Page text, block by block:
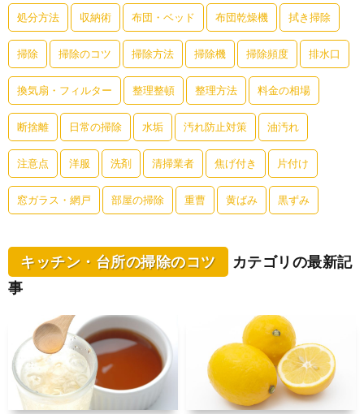
処分方法 収納術 布団・ベッド 布団乾燥機 拭き掃除
掃除 掃除のコツ 掃除方法 掃除機 掃除頻度 排水口
換気扇・フィルター 整理整頓 整理方法 料金の相場
断捨離 日常の掃除 水垢 汚れ防止対策 油汚れ
注意点 洋服 洗剤 清掃業者 焦げ付き 片付け
窓ガラス・網戸 部屋の掃除 重曹 黄ばみ 黒ずみ
キッチン・台所の掃除のコツ
カテゴリの最新記
事